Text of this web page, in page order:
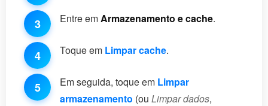
3 Entre emArmazenamento e cache.
4 Toque em Limpar cache.
5 Em seguida, toque em Limpar
armazenamento (ou Limpar dados,